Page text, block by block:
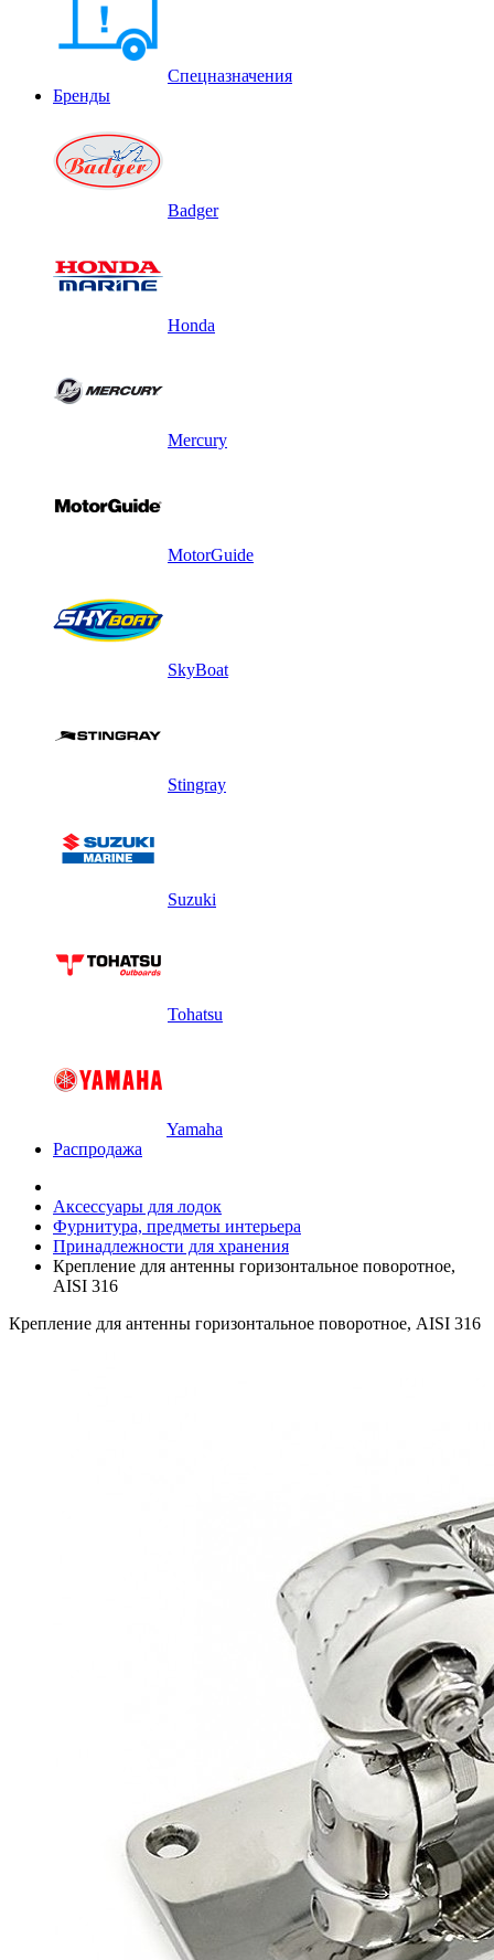
Спецназначения
Бренды
Badger
Honda
Mercury
MotorGuide
SkyBoat
Stingray
Suzuki
Tohatsu
Yamaha
Распродажа
Аксессуары для лодок
Фурнитура, предметы интерьера
Принадлежности для хранения
Крепление для антенны горизонтальное поворотное,
AISI 316
Крепление для антенны горизонтальное поворотное, AISI 316